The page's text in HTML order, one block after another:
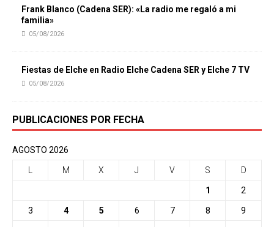
Frank Blanco (Cadena SER): «La radio me regaló a mi
familia»
05/08/2026
Fiestas de Elche en Radio Elche Cadena SER y Elche 7 TV
05/08/2026
PUBLICACIONES POR FECHA
AGOSTO 2026
M X J V S D
1 2
3 4 5 6 7 8 9